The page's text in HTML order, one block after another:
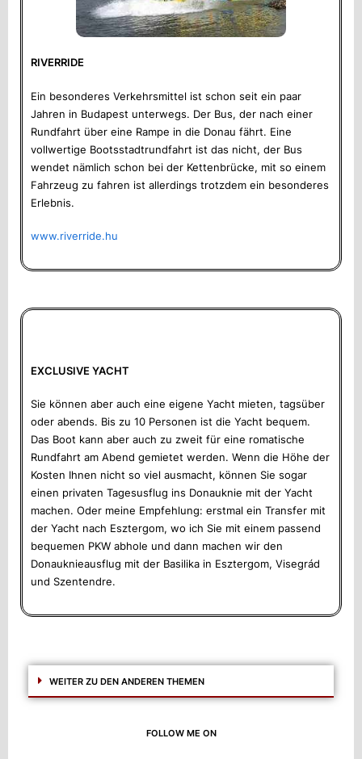
RIVERRIDE
Ein besonderes Verkehrsmittel ist schon seit ein paar
Jahren in Budapest unterwegs. Der Bus, der nach einer
Rundfahrt über eine Rampe in die Donau fährt. Eine
vollwertige Bootsstadtrundfahrt ist das nicht, der Bus
wendet nämlich schon bei der Kettenbrücke, mit so einem
Fahrzeug zu fahren ist allerdings trotzdem ein besonderes
Erlebnis.
www.riverride.hu
EXCLUSIVE YACHT
Sie können aber auch eine eigene Yacht mieten, tagsüber
oder abends. Bis zu 10 Personen ist die Yacht bequem.
Das Boot kann aber auch zu zweit für eine romatische
Rundfahrt am Abend gemietet werden. Wenn die Höhe der
Kosten Ihnen nicht so viel ausmacht, können Sie sogar
einen privaten Tagesusflug ins Donauknie mit der Yacht
machen. Oder meine Empfehlung: erstmal ein Transfer mit
der Yacht nach Esztergom, wo ich Sie mit einem passend
bequemen PKW abhole und dann machen wir den
Donauknieausflug mit der Basilika in Esztergom, Visegrád
und Szentendre.
WEITER ZU DEN ANDEREN THEMEN
FOLLOW ME ON